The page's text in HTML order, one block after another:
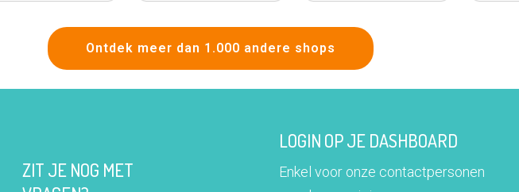
Ontdek meer dan 1.000 andere shops
ZIT JE NOG MET
LOGIN OP JE DASHBOARD
Enkel voor onze contactpersonen